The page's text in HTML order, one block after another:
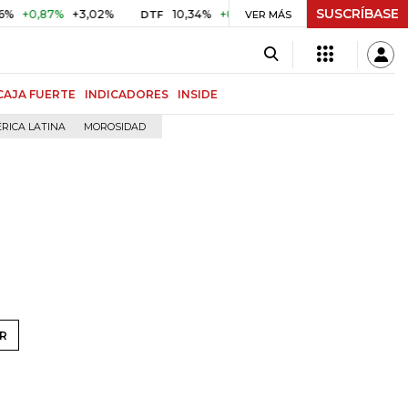
+3,02% DTF 10,34% +0,10% +0,98% UVR $ 416,86 +$
VER MÁS SUSCRÍBASE
FUERTE INDICADORES INSIDE
LATINA MOROSIDAD